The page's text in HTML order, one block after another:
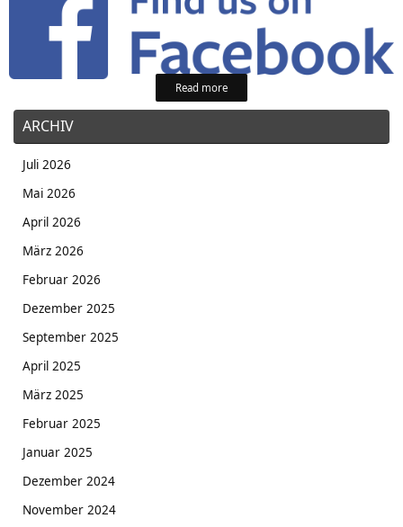
Read more
ARCHIV
Juli 2026
Mai 2026
April 2026
März 2026
Februar 2026
Dezember 2025
September 2025
April 2025
März 2025
Februar 2025
Januar 2025
Dezember 2024
November 2024